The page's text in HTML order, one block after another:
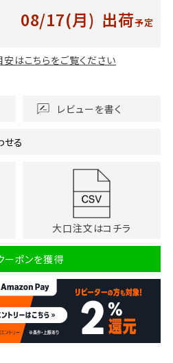
08/17(月) 出荷予定
はこちらをご覧ください
レビューを書く
せる
大口注文はコチラ
ーポンを獲得